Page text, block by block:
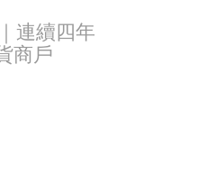
連續四年
商戶